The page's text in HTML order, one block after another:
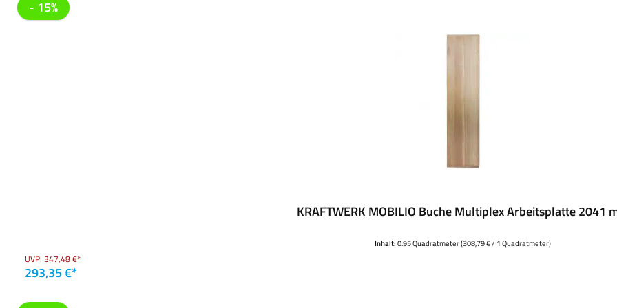
- 15%
KRAFTWERK MOBILIO Buche Multiplex Arbeitsplatte 2041
Inhalt:0.95 Quadratmeter(308,79 € / 1 Quadratmeter)
UVP: 347,48 €*
293,35 €*